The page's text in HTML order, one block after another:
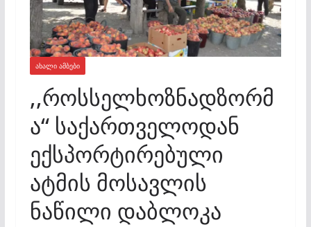
ᲐᲮᲐᲚᲘ ᲐᲛᲑᲔᲑᲘ
,,როსსელხოზნადზორმ
ა“ საქართველოდან
ექსპორტირებული
ატმის მოსავლის
ნაწილი დაბლოკა